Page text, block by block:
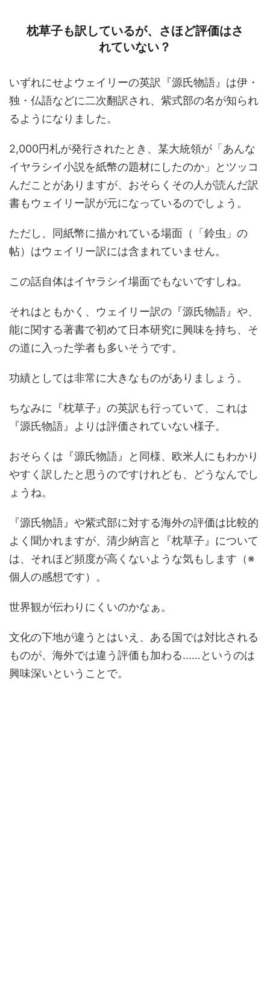
枕草子も訳しているが、さほど評価はさ
れていない？
いずれにせよウェイリーの英訳『源氏物語』は伊・
独・仏語などに二次翻訳され、紫式部の名が知られ
るようになりました。
2,000円札が発行されたとき、某大統領が「あんな
イヤラシイ小説を紙幣の題材にしたのか」とツッコ
んだことがありますが、おそらくその人が読んだ訳
書もウェイリー訳が元になっているのでしょう。
ただし、同紙幣に描かれている場面（「鈴虫」の
帖）はウェイリー訳には含まれていません。
この話自体はイヤラシイ場面でもないですしね。
それはともかく、ウェイリー訳の『源氏物語』や、
能に関する著書で初めて日本研究に興味を持ち、そ
の道に入った学者も多いそうです。
功績としては非常に大きなものがありましょう。
ちなみに『枕草子』の英訳も行っていて、これは
『源氏物語』よりは評価されていない様子。
おそらくは『源氏物語』と同様、欧米人にもわかり
やすく訳したと思うのですけれども、どうなんでし
ょうね。
『源氏物語』や紫式部に対する海外の評価は比較的
よく聞かれますが、清少納言と『枕草子』について
は、それほど頻度が高くないような気もします（※
個人の感想です）。
世界観が伝わりにくいのかなぁ。
文化の下地が違うとはいえ、ある国では対比される
ものが、海外では違う評価も加わる……というのは
興味深いということで。